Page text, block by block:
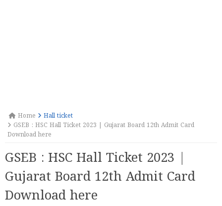
Home
Hall ticket
GSEB : HSC Hall Ticket 2023 | Gujarat Board 12th Admit Card
Download here
GSEB : HSC Hall Ticket 2023 |
Gujarat Board 12th Admit Card
Download here